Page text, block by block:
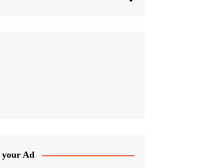
your Ad